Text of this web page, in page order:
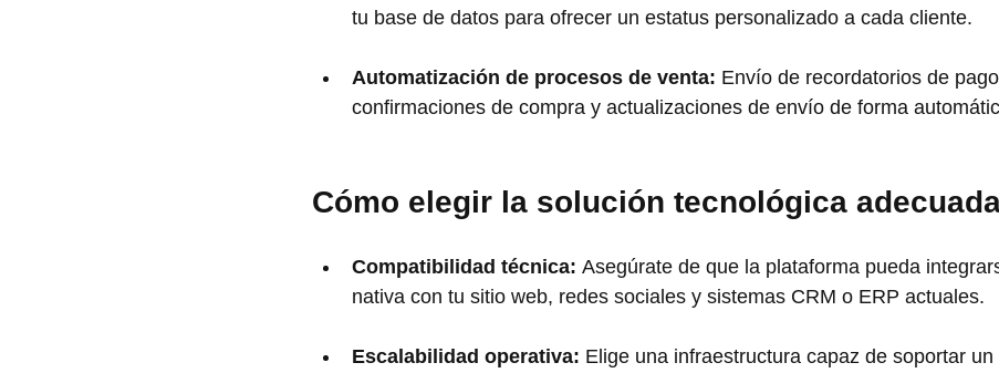
tu base de datos para ofrecer un estatus personalizado a cada cliente.
Automatización de procesos de venta: Envío de recordatorios de
confirmaciones de compra y actualizaciones de envío de forma
Cómo elegir la solución tecnológica
Compatibilidad técnica: Asegúrate de que la plataforma pueda
nativa con tu sitio web, redes sociales y sistemas CRM o ERP actuales.
Escalabilidad operativa: Elige una infraestructura capaz de soportar